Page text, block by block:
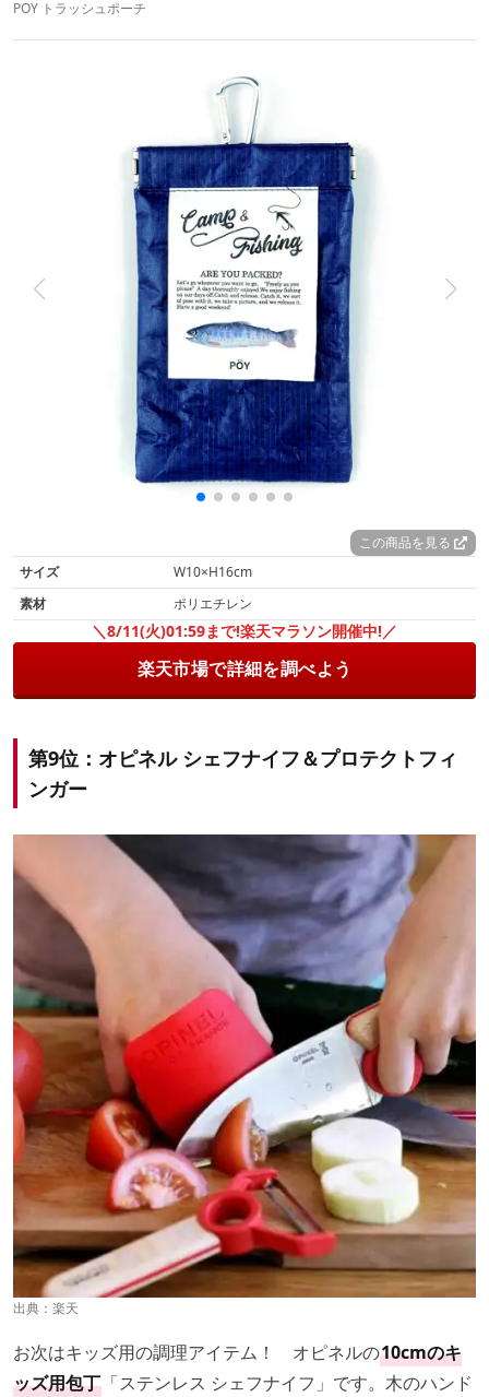
POY トラッシュポーチ
この商品を見る
サイズ
W10×H16cm
素材
ポリエチレン
＼8/11(火)01:59まで!楽天マラソン開催中!／
楽天市場で詳細を調べよう
第9位：オピネル シェフナイフ＆プロテクトフィ
ンガー
出典： 楽天
お次はキッズ用の調理アイテム！ オピネルの10cmのキ
ッズ用包丁 「ステンレス シェフナイフ」です。木のハンド